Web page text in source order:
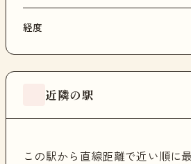
経度
近隣の駅
この駅から直線距離で近い順に